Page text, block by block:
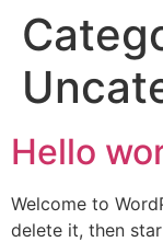
Hello
Welcome to
delete it, then